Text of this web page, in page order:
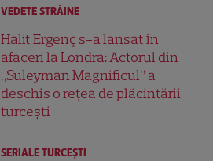
VEDETE STRĂINE
Halit Ergenç s-a lansat în
afaceri la Londra: Actorul din
„Suleyman Magnificul” a
deschis o rețea de plăcintării
turcești
SERIALE TURCEŞTI